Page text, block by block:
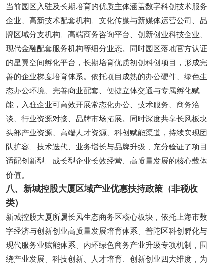
当前园区入驻及长期培育的优质主体涵盖数字科创技术服务
企业、高新技术配套机构、文化传媒与新媒体运营公司、品
牌区域分支机构、高端商务咨询平台、创新创业科技企业、
现代金融配套服务机构等细分业态。同时园区落地官方认证
的星翼空间孵化平台，长期培育优质初创科创项目，形成完
善的企业梯度培育体系。依托项目成熟的办公硬件、绿色生
态办公环境、完善商业配套、便捷立体交通与专属孵化赋
能，入驻企业可高效开展常态化办公、技术服务、商务洽
谈、行业资源对接、品牌市场拓展。同时深度共享长风板块
头部产业资源、高端人才资源、科创赋能渠道，持续实现团
队扩容、技术迭代、业务增长与品牌升级，充分验证了项目
适配创新型、成长型企业长效经营、高质量发展的核心载体
价值。
八、新城控股大厦区域产业优惠扶持政策（非税收
类）
新城控股大厦所属长风生态商务区核心板块，依托上海市数
字经济与创新创业高质量发展培育体系、普陀区科创孵化与
现代服务业赋能体系、内环绿色商务产业升级专项机制，围
绕产业发展、科技创新、人才培育、创新创业四大维度，为